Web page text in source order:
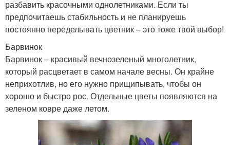
разбавить красочными однолетниками. Если ты
предпочитаешь стабильность и не планируешь
постоянно переделывать цветник – это тоже твой выбор!
Барвинок
Барвинок – красивый вечнозеленый многолетник,
который расцветает в самом начале весны. Он крайне
неприхотлив, но его нужно прищипывать, чтобы он
хорошо и быстро рос. Отдельные цветы появляются на
зеленом ковре даже летом.